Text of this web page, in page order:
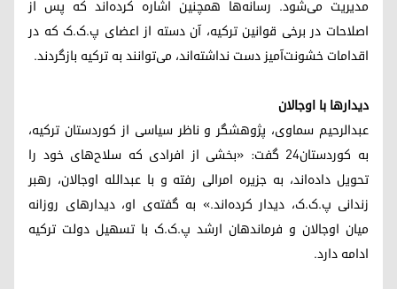
مدیریت می‌شود. رسانه‌ها همچنین اشاره کرده‌اند که پس از
اصلاحات در برخی قوانین ترکیه، آن دسته از اعضای پ.ک.ک که در
اقدامات خشونت‌آمیز دست نداشته‌اند، می‌توانند به ترکیه بازگردند.
دیدارها با اوجالان
عبدالرحیم سماوی، پژوهشگر و ناظر سیاسی از کوردستان ترکیه،
به کوردستان۲۴ گفت: «بخشی از افرادی که سلاح‌های خود را
تحویل داده‌اند، به جزیره امرالی رفته و با عبدالله اوجالان، رهبر
زندانی پ.ک.ک، دیدار کرده‌اند.» به گفته‌ی او، دیدارهای روزانه
میان اوجالان و فرماندهان ارشد پ.ک.ک با تسهیل دولت ترکیه
ادامه دارد.